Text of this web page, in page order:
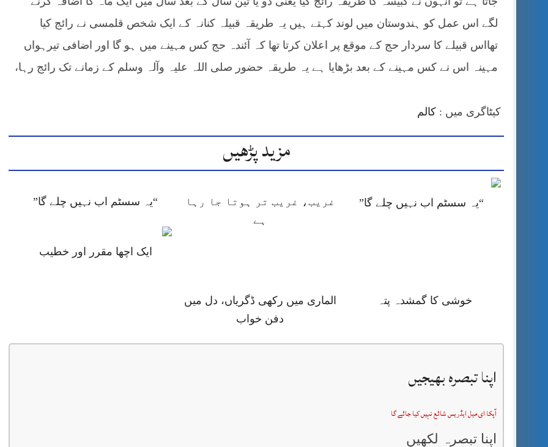
لگے اس عمل کو ہندوستان میں لوند کہتے ہیں یہ طریقہ قبیلہ کنانہ کے ایک شخص قلمسی نے رائج کیا
تھااس قبیلے کا سردار حج کے موقع پر اعلان کرتا تھا کہ آئندہ حج کس مہینے میں ہو گا اور اضافی تیرہواں
مہینہ اس نے کس مہینے کے بعد بڑھایا ہے یہ طریقہ حضور صلی اللہ علیہ وآلہ وسلم کے زمانے تک رائج رہا،
کیٹاگری میں : کالم
مزید پڑھیں
“یہ سسٹم اب نہیں چلے گا”
غریب، غریب تر ہوتا جا رہا
ہے
“یہ سسٹم اب نہیں چلے گا”
ایک اچھا مقرر اور خطیب
خوشی کا گمشدہ پتہ
الماری میں رکھی ڈگریاں، دل میں
دفن خواب
اپنا تبصرہ بھیجیں
آپکا ای میل ایڈریس شائع نہیں کیا جائے گا
اپنا تبصرہ لکھیں